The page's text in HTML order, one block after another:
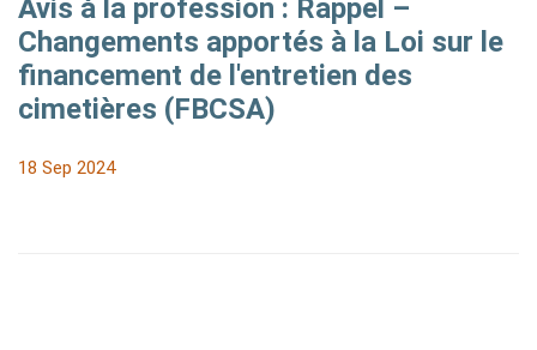
Avis à la profession : Rappel –
Changements apportés à la Loi sur le
financement de l'entretien des
cimetières (FBCSA)
18 Sep 2024